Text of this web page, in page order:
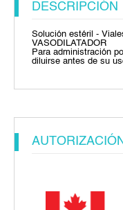
DESCRIPCIÓN
Solución estéril -
VASODILATADOR
Para administración
diluirse antes de su
AUTORIZACIÓN